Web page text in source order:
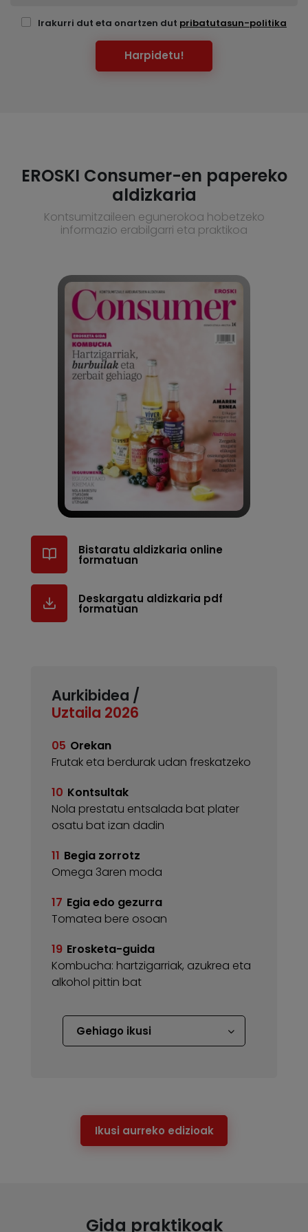
Irakurri dut eta onartzen dut pribatutasun-politika
Harpidetu!
EROSKI Consumer-en papereko
aldizkaria
Kontsumitzaileen egunerokoa hobetzeko
informazio erabilgarri eta praktikoa
Bistaratu aldizkaria online
formatuan
Deskargatu aldizkaria pdf
formatuan
Aurkibidea /
Uztaila 2026
05 Orekan
Frutak eta berdurak udan freskatzeko
10 Kontsultak
Nola prestatu entsalada bat plater
osatu bat izan dadin
11 Begia zorrotz
Omega 3aren moda
17 Egia edo gezurra
Tomatea bere osoan
19 Erosketa-guida
Kombucha: hartzigarriak, azukrea eta
alkohol pittin bat
Gehiago ikusi
Ikusi aurreko edizioak
Gida praktikoak